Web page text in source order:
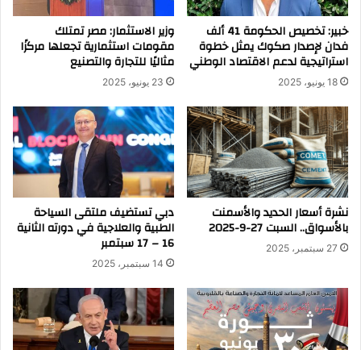
خبير: تخصيص الحكومة 41 ألف
فدان لإصدار صكوك يمثل خطوة
استراتيجية لدعم الاقتصاد الوطني
18 يونيو، 2025
وزير الاستثمار: مصر تمتلك
مقومات استثمارية تجعلها مركزًا
مثاليًا للتجارة والتصنيع
23 يونيو، 2025
نشرة أسعار الحديد والأسمنت
بالأسواق.. السبت 27-9-2025
27 سبتمبر، 2025
دبي تستضيف ملتقى السياحة
الطبية والعلاجية في دورته الثانية
16 – 17 سبتمبر
14 سبتمبر، 2025